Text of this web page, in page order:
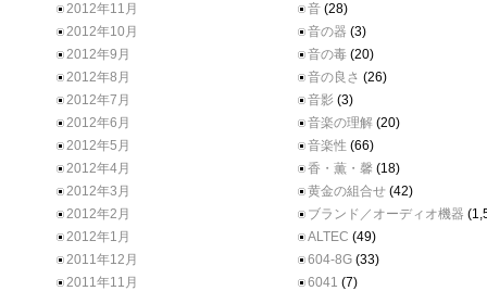
2012年11月
2012年10月
2012年9月
2012年8月
2012年7月
2012年6月
2012年5月
2012年4月
2012年3月
2012年2月
2012年1月
2011年12月
2011年11月
音 (28)
音の器 (3)
音の毒 (20)
音の良さ (26)
音影 (3)
音楽の理解 (20)
音楽性 (66)
香・薫・馨 (18)
黄金の組合せ (42)
ブランド／オーディオ機器
ALTEC (49)
604-8G (33)
6041 (7)